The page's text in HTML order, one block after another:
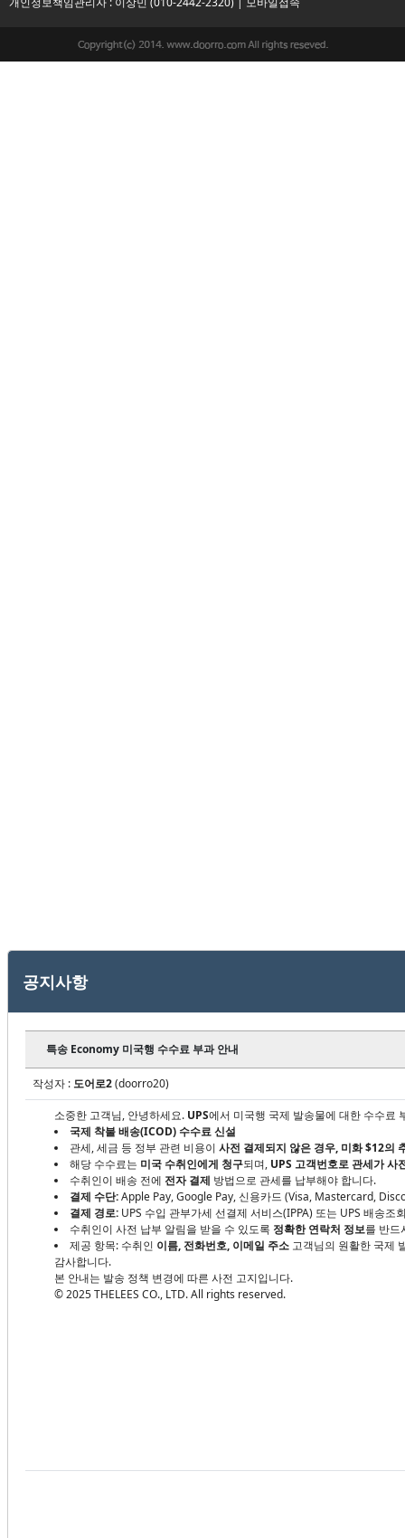
공지사항
특송 Economy 미국행 수수료 부과 안내
작성자 : 도어로2(doorro20)
소중한 고객님, 안녕하세요. UPS에서 미국행 국제 발송물에 대한 수수료
국제 착불 배송(ICOD) 수수료 신설
관세, 세금 등 정부 관련 비용이 사전 결제되지 않은 경우, 미화 $12의
해당 수수료는 미국 수취인에게 청구되며, UPS 고객번호로 관세가 사
수취인이 배송 전에 전자 결제 방법으로 관세를 납부해야 합니다.
결제 수단:Apple Pay, Google Pay, 신용카드 (Visa, Mastercard,
결제 경로: UPS 수입 관부가세 선결제 서비스(IPPA) 또는 UPS 배송조
수취인이 사전 납부 알림을 받을 수 있도록 정확한 연락처 정보를 반드
제공 항목: 수취인 이름, 전화번호, 이메일 주소 고객님의 원활한 국제
감사합니다.
본 안내는 발송 정책 변경에 따른 사전 고지입니다.
© 2025 THELEES CO., LTD. All rights reserved.